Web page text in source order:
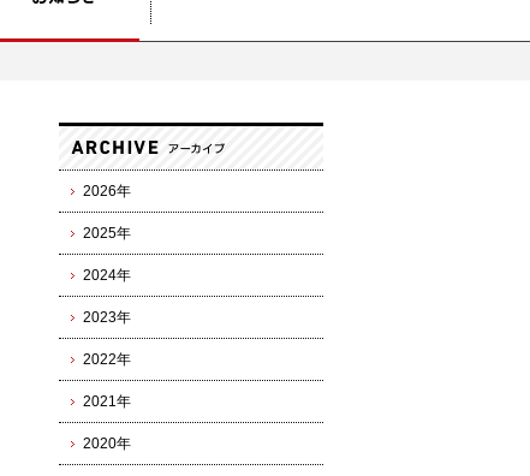
2026年
2025年
2024年
2023年
2022年
2021年
2020年